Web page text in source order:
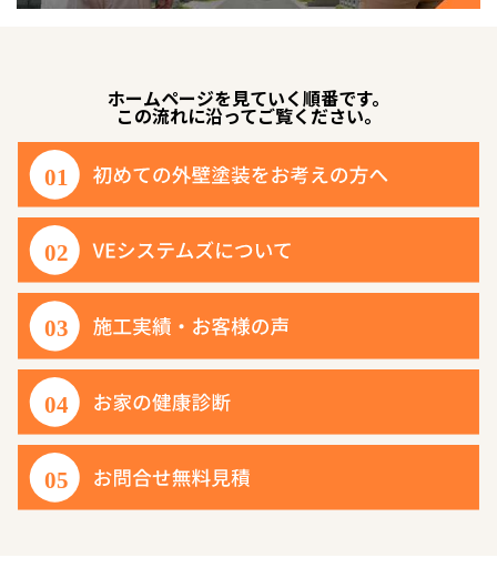
ホームページを見ていく順番です。
この流れに沿ってご覧ください。